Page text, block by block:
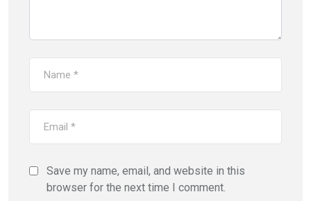
Save my name, email, and website in this
browser for the next time I comment.